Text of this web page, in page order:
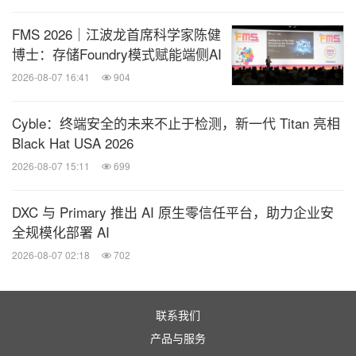
到极佳的制造规模与效率。屡获殊荣的Server
Building Block Solutions®产品组合使客户能从极多
元系统产品线内选择合适的机型，进而将工作负载与
重复使用的建构组件打造而成，而这些组件支持各种
硬件外形规格、处理器、内存、GPU、存储、网络、
电源和散热解决方案（空调、自然气冷或液冷）。
Supermicro、Server Building Block Solutions和We
Keep IT Green皆为Super Micro Computer, Inc. 的商
消息来源：美超微电脑股份有限公司
FMS 2026｜江波龙首席科学家陈健
博士：存储Foundry模式赋能端侧AI
2026-08-07 16:41 904
Cyble：终端安全的未来不止于检测，新一代 Titan 亮相
Black Hat USA 2026
2026-08-07 15:11 699
DXC 与 Primary 推出 AI 原生零信任平台，助力企业安
全规模化部署 AI
2026-08-07 02:18 702
联系我们
产品与服务